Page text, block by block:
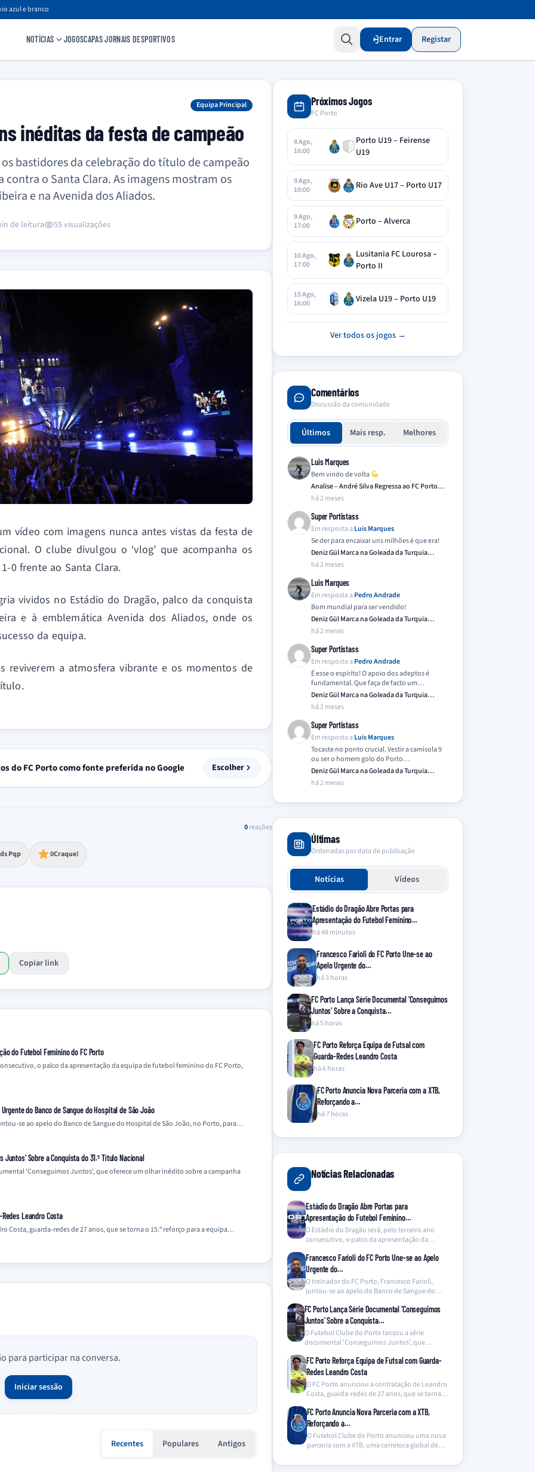
azul e branco
NOTÍCIAS JOGOSCAPAS JORNAIS DESPORTIVOS Entrar Registar
Equipa Principal
inéditas da festa de campeão
bastidores da celebração do título de campeão
o Santa Clara. As imagens mostram os
e na Avenida dos Aliados.
de leitura 55 visualizações
vídeo com imagens nunca antes vistas da festa de
O clube divulgou o ‘vlog’ que acompanha os
0 frente ao Santa Clara.
vividos no Estádio do Dragão, palco da conquista
e à emblemática Avenida dos Aliados, onde os
da equipa.
reviverem a atmosfera vibrante e os momentos de
do FC Porto como fonte preferida no Google Escolher
0reações
Pqp
extremo 0Craque!
Copiar link
do Futebol Feminino do FC Porto
o palco da apresentação da equipa de futebol feminino do FC Porto,
do Banco de Sangue do Hospital de São João
se ao apelo do Banco de Sangue do Hospital de São João, no Porto, para…
Juntos’ Sobre a Conquista do 31.º Título Nacional
'Conseguimos Juntos', que oferece um olhar inédito sobre a campanha
Leandro Costa
Costa, guarda-redes de 27 anos, que se torna o 15.º reforço para a equipa…
para participar na conversa.
Iniciar sessão
Recentes Populares Antigos
Próximos Jogos
FC Porto
8 Ago,
16:00
Porto U19 – Feirense
U19
9 Ago,
10:00
Rio Ave U17 – Porto U17
9 Ago,
17:00
Porto – Alverca
10 Ago,
17:00
Lusitania FC Lourosa –
Porto II
15 Ago,
16:00
Vizela U19 – Porto U19
Ver todos os jogos →
Comentários
Discussão da comunidade
Últimos Mais resp. Melhores
Luis Marques
Bem vindo de volta
Analise – André Silva Regressa ao FC Porto…
há 2 meses
Super Portistass
Em resposta a Luis Marques
Se der para encaixar uns milhões é que era!
Deniz Gül Marca na Goleada da Turquia
Frente…
há 2 meses
Luis Marques
Em resposta a Pedro Andrade
Bom mundial para ser vendido!
Deniz Gül Marca na Goleada da Turquia
Frente…
há 2 meses
Super Portistass
Em resposta a Pedro Andrade
É esse o espírito! O apoio dos adeptos é
fundamental. Que faça de facto um…
Deniz Gül Marca na Goleada da Turquia
Frente…
há 2 meses
Super Portistass
Em resposta a Luis Marques
Tocaste no ponto crucial. Vestir a camisola 9
ou ser o homem golo do Porto…
Deniz Gül Marca na Goleada da Turquia
Frente…
há 2 meses
Últimas
Ordenadas por data de publicação
Notícias Vídeos
Estádio do Dragão Abre Portas para
Apresentação do Futebol Feminino…
há 48 minutos
Francesco Farioli do FC Porto Une-se ao
Apelo Urgente do…
há 3 horas
FC Porto Lança Série Documental ‘Conseguimos
Juntos’ Sobre a Conquista…
há 5 horas
FC Porto Reforça Equipa de Futsal com
Guarda-Redes Leandro Costa
há 6 horas
FC Porto Anuncia Nova Parceria com a XTB,
Reforçando a…
há 7 horas
Notícias Relacionadas
Estádio do Dragão Abre Portas para
Apresentação do Futebol Feminino…
O Estádio do Dragão será, pelo terceiro ano
consecutivo, o palco da apresentação da
Francesco Farioli do FC Porto Une-se ao Apelo
Urgente do…
O treinador do FC Porto, Francesco Farioli,
juntou-se ao apelo do Banco de Sangue do
FC Porto Lança Série Documental ‘Conseguimos
Juntos’ Sobre a Conquista…
O Futebol Clube do Porto lançou a série
documental 'Conseguimos Juntos', que
FC Porto Reforça Equipa de Futsal com Guarda-
Redes Leandro Costa
O FC Porto anunciou a contratação de Leandro
Costa, guarda-redes de 27 anos, que se torna…
FC Porto Anuncia Nova Parceria com a XTB,
Reforçando a…
O Futebol Clube do Porto anunciou uma nova
parceria com a XTB, uma corretora global de…